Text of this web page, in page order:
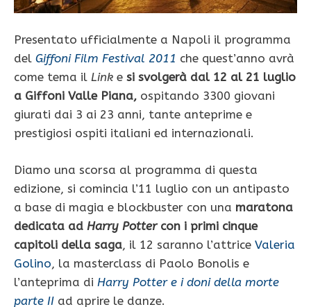
Presentato ufficialmente a Napoli il programma
del Giffoni Film Festival 2011 che quest’anno avrà
come tema il Link e si svolgerà dal 12 al 21 luglio
a Giffoni Valle Piana, ospitando 3300 giovani
giurati dai 3 ai 23 anni, tante anteprime e
prestigiosi ospiti italiani ed internazionali.
Diamo una scorsa al programma di questa
edizione, si comincia l’11 luglio con un antipasto
a base di magia e blockbuster con una maratona
dedicata ad Harry Pottercon i primi cinque
capitoli della saga, il 12 saranno l’attrice Valeria
Golino, la masterclass di Paolo Bonolis e
l’anteprima di Harry Potter e i doni della morte
parte II ad aprire le danze.